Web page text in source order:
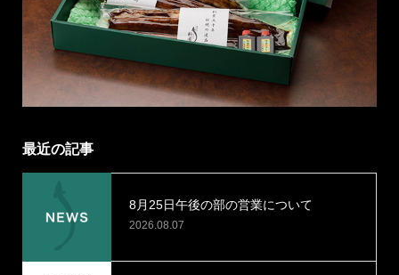
最近の記事
8月25日午後の部の営業について
2026.08.07